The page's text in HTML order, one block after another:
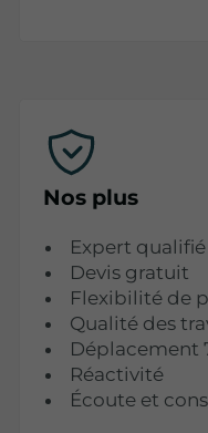
Nos plus
Expert qualifié
Devis gratuit
Flexibilité de
Qualité des
Déplacement
Réactivité
Écoute et